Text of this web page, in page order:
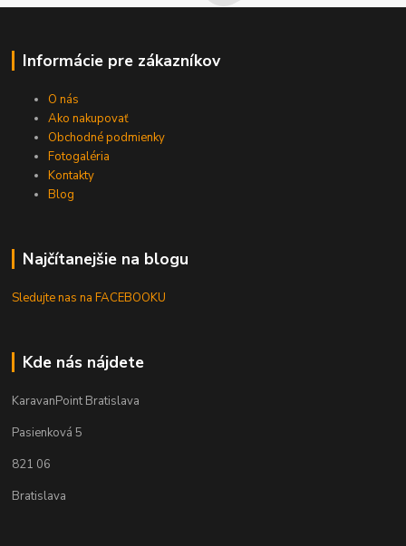
Informácie pre zákazníkov
O nás
Ako nakupovať
Obchodné podmienky
Fotogaléria
Kontakty
Blog
Najčítanejšie na blogu
Sledujte nas na FACEBOOKU
Kde nás nájdete
KaravanPoint Bratislava
Pasienková 5
821 06
Bratislava